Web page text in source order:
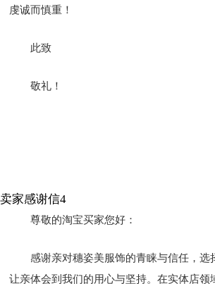
虔诚而慎重！
此致
敬礼！
卖家感谢信4
尊敬的淘宝买家您好：
感谢亲对穗姿美服饰的青睐与信任，选
让亲体会到我们的用心与坚持。在实体店领